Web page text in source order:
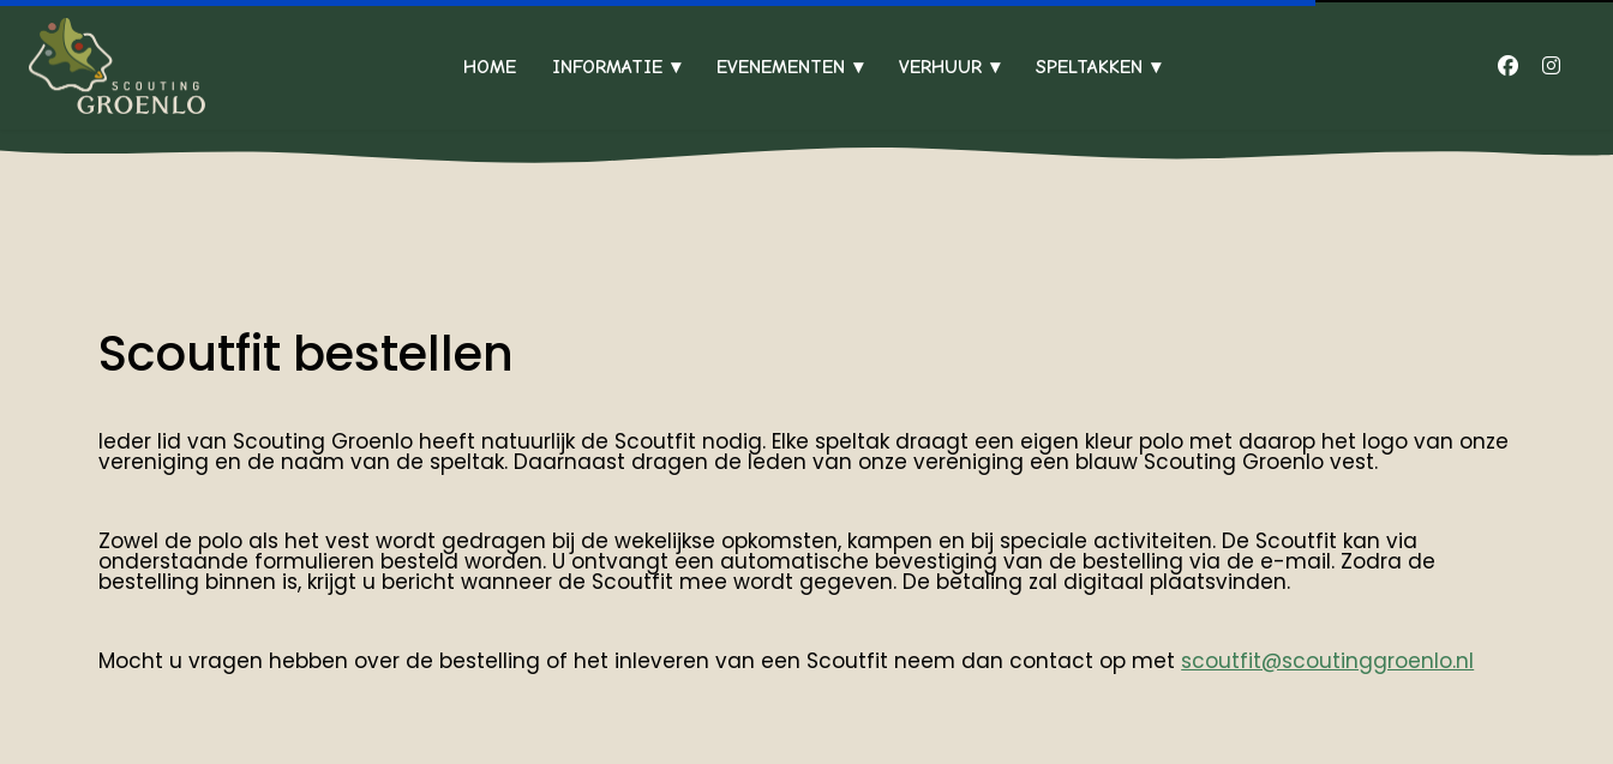
HOME INFORMATIE EVENEMENTEN VERHUUR SPELTAKKEN
Scoutfit bestellen
Ieder lid van Scouting Groenlo heeft natuurlijk de Scoutfit nodig. Elke speltak draagt een eigen kleur polo met daarop het logo van onze
vereniging en de naam van de speltak. Daarnaast dragen de leden van onze vereniging een blauw Scouting Groenlo vest.
Zowel de polo als het vest wordt gedragen bij de wekelijkse opkomsten, kampen en bij speciale activiteiten. De Scoutfit kan via
onderstaande formulieren besteld worden. U ontvangt een automatische bevestiging van de bestelling via de e-mail. Zodra de
bestelling binnen is, krijgt u bericht wanneer de Scoutfit mee wordt gegeven. De betaling zal digitaal plaatsvinden.
Mocht u vragen hebben over de bestelling of het inleveren van een Scoutfit neem dan contact op met scoutfit@scoutinggroenlo.nl